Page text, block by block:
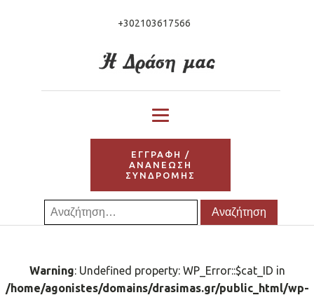
+302103617566
ΕΓΓΡΑΦΗ /
ΑΝΑΝΕΩΣΗ
ΣΥΝΔΡΟΜΗΣ
Αναζήτηση
για:
Warning: Undefined property: WP_Error::$cat_ID in
/home/agonistes/domains/drasimas.gr/public_html/wp-